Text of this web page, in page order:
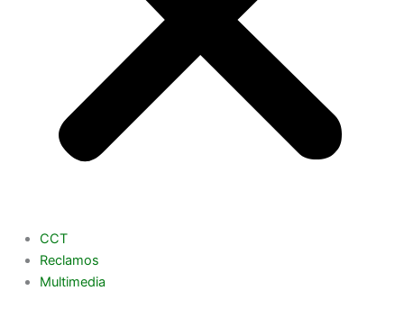
CCT
Reclamos
Multimedia